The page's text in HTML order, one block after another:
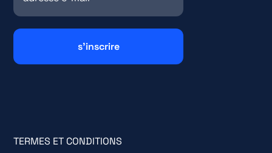
TERMES ET CONDITIONS